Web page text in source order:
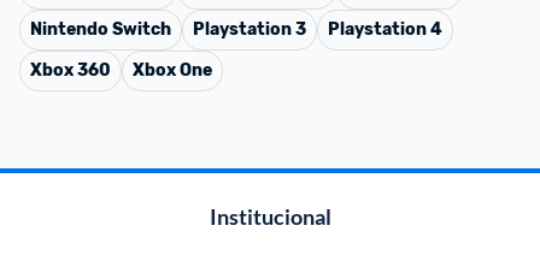
Nintendo Switch
Playstation 3
Playstation 4
Xbox 360
Xbox One
Institucional